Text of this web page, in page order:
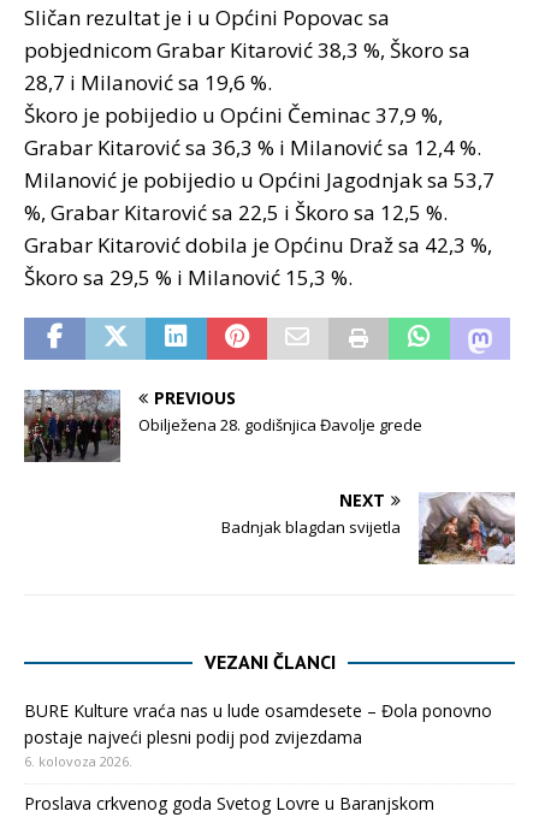
Sličan rezultat je i u Općini Popovac sa
pobjednicom Grabar Kitarović 38,3 %, Škoro sa
28,7 i Milanović sa 19,6 %.
Škoro je pobijedio u Općini Čeminac 37,9 %,
Grabar Kitarović sa 36,3 % i Milanović sa 12,4 %.
Milanović je pobijedio u Općini Jagodnjak sa 53,7
%, Grabar Kitarović sa 22,5 i Škoro sa 12,5 %.
Grabar Kitarović dobila je Općinu Draž sa 42,3 %,
Škoro sa 29,5 % i Milanović 15,3 %.
PREVIOUS
Obilježena 28. godišnjica Đavolje grede
NEXT
Badnjak blagdan svijetla
VEZANI ČLANCI
BURE Kulture vraća nas u lude osamdesete – Đola ponovno
postaje najveći plesni podij pod zvijezdama
6. kolovoza 2026.
Proslava crkvenog goda Svetog Lovre u Baranjskom